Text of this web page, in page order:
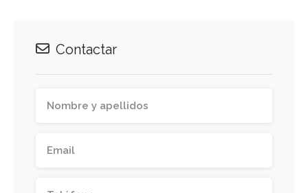
Contactar